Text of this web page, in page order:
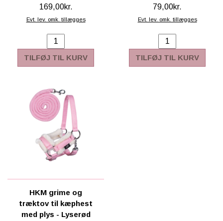
169,00kr.
Evt. lev. omk. tillægges
TILFØJ TIL KURV
79,00kr.
Evt. lev. omk. tillægges
TILFØJ TIL KURV
HKM grime og
træktov til kæphest
med plys - Lyserød